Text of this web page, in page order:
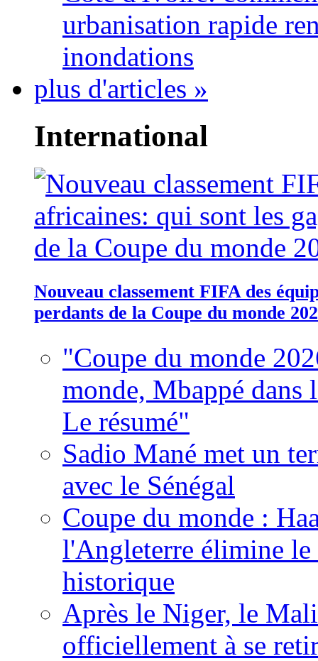
urbanisation rapide
inondations
plus d'articles »
International
Nouveau classement FIFA des
perdants de la Coupe du monde
"Coupe du monde
monde, Mbappé dans
Le résumé"
Sadio Mané met un
avec le Sénégal
Coupe du monde :
l'Angleterre élimine
historique
Après le Niger, le
officiellement à se